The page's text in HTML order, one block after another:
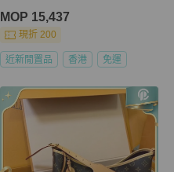
MOP 15,437
現折 200
近新閒置品 香港 免運